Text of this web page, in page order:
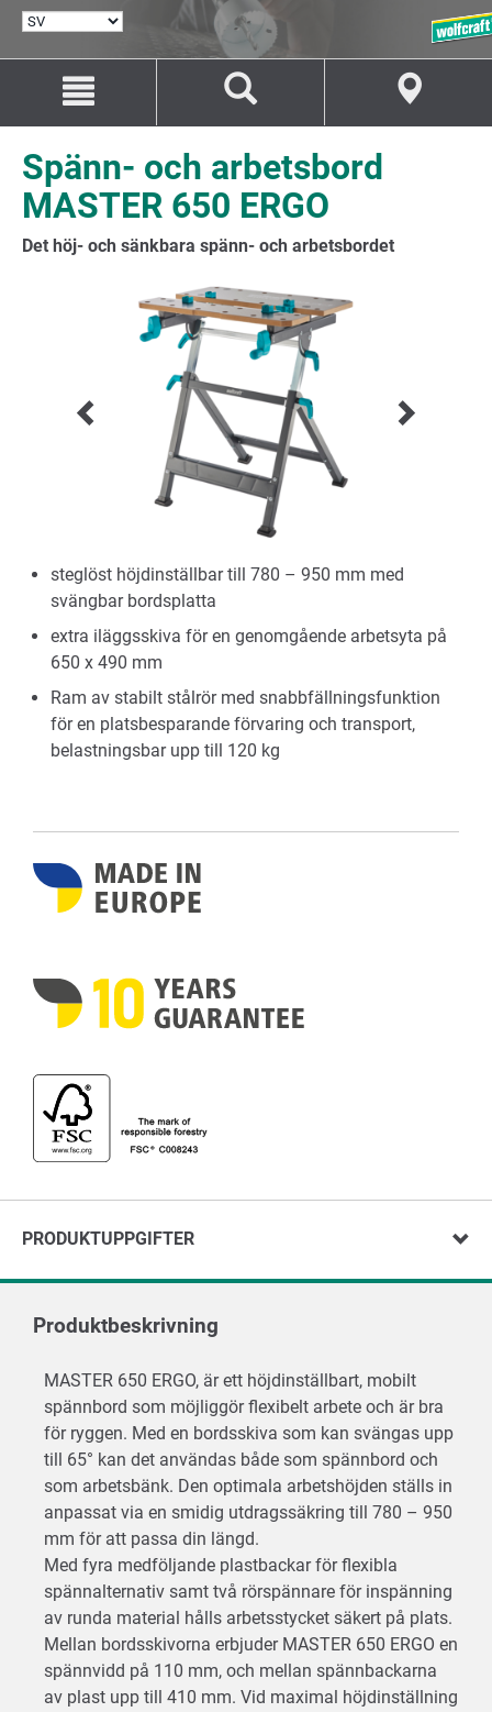
innehåll
navigation
Spänn- och arbetsbord
MASTER 650 ERGO
Det höj- och sänkbara spänn- och arbetsbordet
steglöst höjdinställbar till 780 – 950 mm med
svängbar bordsplatta
extra iläggsskiva för en genomgående arbetsyta på
650 x 490 mm
Ram av stabilt stålrör med snabbfällningsfunktion
för en platsbesparande förvaring och transport,
belastningsbar upp till 120 kg
PRODUKTUPPGIFTER
Produktbeskrivning
MASTER 650 ERGO, är ett höjdinställbart, mobilt
spännbord som möjliggör flexibelt arbete och är bra
för ryggen. Med en bordsskiva som kan svängas upp
till 65° kan det användas både som spännbord och
som arbetsbänk. Den optimala arbetshöjden ställs in
anpassat via en smidig utdragssäkring till 780 – 950
mm för att passa din längd.
Med fyra medföljande plastbackar för flexibla
spännalternativ samt två rörspännare för inspänning
av runda material hålls arbetsstycket säkert på plats.
Mellan bordsskivorna erbjuder MASTER 650 ERGO en
spännvidd på 110 mm, och mellan spännbackarna
av plast upp till 410 mm. Vid maximal höjdinställning